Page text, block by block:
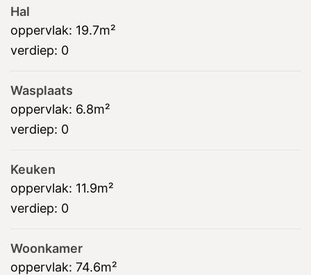
Hal
oppervlak: 19.7m²
verdiep: 0
Wasplaats
oppervlak: 6.8m²
verdiep: 0
Keuken
oppervlak: 11.9m²
verdiep: 0
Woonkamer
oppervlak: 74.6m²